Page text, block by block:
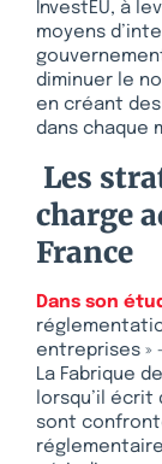
InvestEU, à
moyens
diminuer le
en créant
dans chaque
Les
charge
France
Dans son
entreprises »
La Fabrique
lorsqu’il
sont